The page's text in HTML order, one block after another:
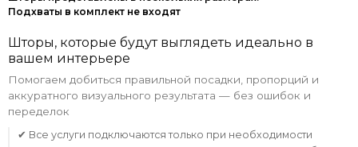
Подхваты в комплект не входят
Шторы, которые будут выглядеть идеально в
вашем интерьере
Помогаем добиться правильной посадки, пропорций и
аккуратного визуального результата — без ошибок и
переделок
✔ Все услуги подключаются только при необходимости